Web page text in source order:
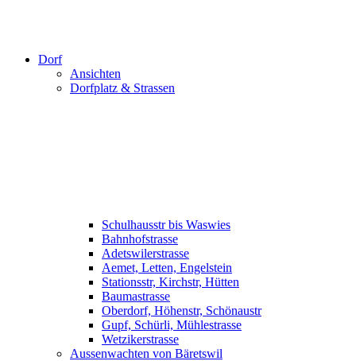
Dorf
Ansichten
Dorfplatz & Strassen
Schulhausstr bis Waswies
Bahnhofstrasse
Adetswilerstrasse
Aemet, Letten, Engelstein
Stationsstr, Kirchstr, Hütten
Baumastrasse
Oberdorf, Höhenstr, Schönaustr
Gupf, Schürli, Mühlestrasse
Wetzikerstrasse
Aussenwachten von Bäretswil